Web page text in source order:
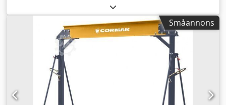
348709, demonterad Dwsdpfxjzqatcj Ad Ssa Färg: som på
bilden, enligt bilder och visning Tillverkningsår: 2013 Skick:
Småannons